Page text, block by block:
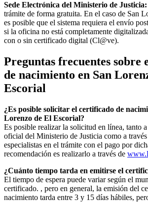
Sede Electrónica del Ministerio de Justicia:
trámite de forma gratuita. En el caso de San
es posible que el sistema requiera el envío
si la oficina no está completamente
con o sin certificado digital (Cl@ve).
Preguntas frecuentes sobre
de nacimiento en San
Escorial
¿Es posible solicitar el certificado de
Lorenzo de El Escorial?
Es posible realizar la solicitud en línea, tanto
oficial del Ministerio de Justicia como a
especialistas en el trámite con el pago por
recomendación es realizarlo a través de
¿Cuánto tiempo tarda en emitirse el
El tiempo de espera puede variar según el
certificado. , pero en general, la emisión del
nacimiento tarda entre 3 y 15 días hábiles,